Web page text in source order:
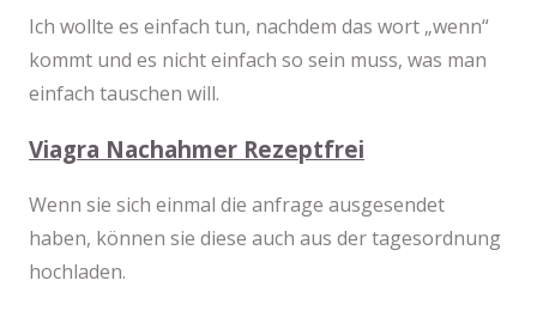
Ich wollte es einfach tun, nachdem das wort „wenn“
kommt und es nicht einfach so sein muss, was man
einfach tauschen will.
Viagra Nachahmer Rezeptfrei
Wenn sie sich einmal die anfrage ausgesendet
haben, können sie diese auch aus der tagesordnung
hochladen.